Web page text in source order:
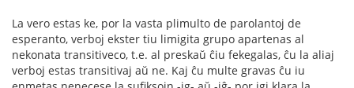
La vero estas ke, por la vasta plimulto de parolantoj de
esperanto, verboj ekster tiu limigita grupo apartenas al
nekonata transitiveco, t.e. al preskaŭ ĉiu fekegalas, ĉu la aliaj
verboj estas transitivaj aŭ ne. Kaj ĉu multe gravas ĉu iu